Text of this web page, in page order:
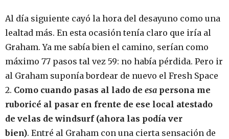
Al día siguiente cayó la hora del desayuno como una
lealtad más. En esta ocasión tenía claro que iría al
Graham. Ya me sabía bien el camino, serían como
máximo 77 pasos tal vez 59: no había pérdida. Pero ir
al Graham suponía bordear de nuevo el Fresh Space
2. Como cuando pasas al lado de esa persona me
ruboricé al pasar en frente de ese local atestado
de velas de windsurf (ahora las podía ver
bien). Entré al Graham con una cierta sensación de